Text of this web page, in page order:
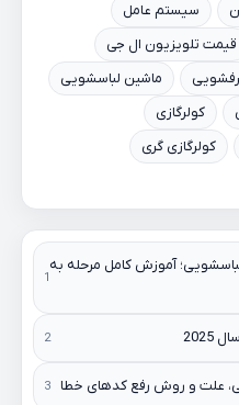
سیستم عامل
قیمت تلویزیون ال جی
ماشین لباسشویی
کولرگازی
کولرگازی گری
آموزش کامل مرحله به
علت و روش رفع کدهای خطا